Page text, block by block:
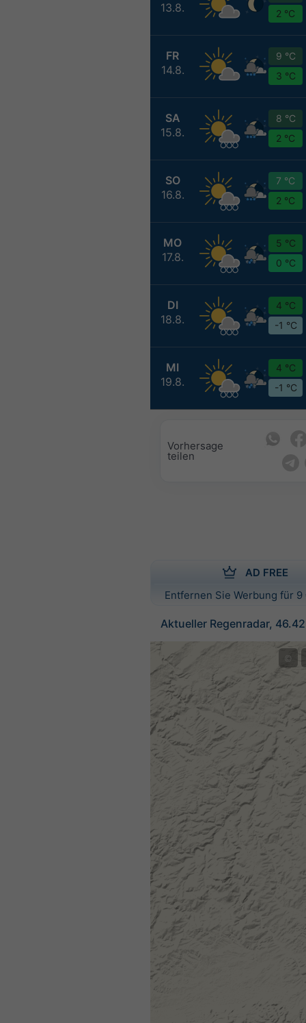
13.8.
2 °C
FR
14.8.
9 °C
3 °C
SA
15.8.
8 °C
2 °C
SO
16.8.
7 °C
2 °C
MO
17.8.
5 °C
0 °C
DI
18.8.
4 °C
-1 °C
MI
19.8.
4 °C
-1 °C
Vorhersage
teilen
AD FREE
Entfernen Sie Werbung für
Aktueller Regenradar,
©